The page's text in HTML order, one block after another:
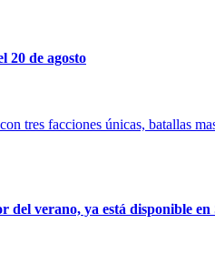
20 de agosto
tres facciones únicas, batallas
del verano, ya está disponible en